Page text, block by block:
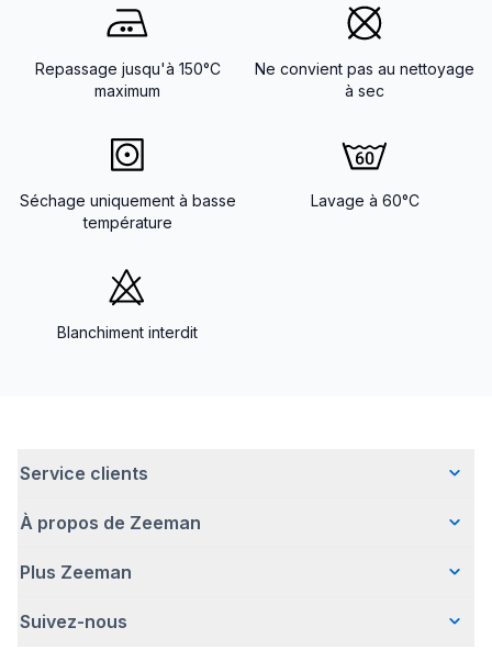
Repassage jusqu'à 150°C
maximum
Ne convient pas au nettoyage
à sec
Séchage uniquement à basse
température
Lavage à 60°C
Blanchiment interdit
Service clients
Questions fréquentes
Livraison
Retour d'articles
À propos de Zeeman
Qui sommes-nous ?
Une entreprise responsable
Plus Zeeman
Communiqué de presse
Suivez-nous